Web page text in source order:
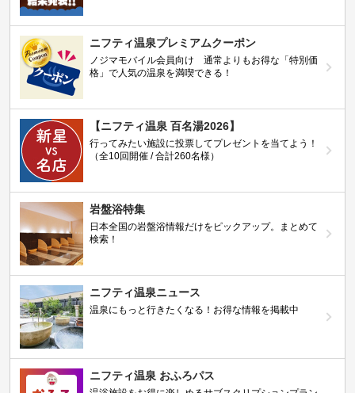
ニフティ温泉プレミアムクーポン
ノジマモバイル会員向け 通常よりもお得な「特別価
格」で人気の温泉を満喫できる！
【ニフティ温泉 百名湯2026】
行ってみたい施設に投票してプレゼントを当てよう！
（全10回開催 / 合計260名様）
岩盤浴特集
日本全国の岩盤浴情報だけをピックアップ。まとめて
検索！
ニフティ温泉ニュース
温泉にもっと行きたくなる！お得な情報を掲載中
ニフティ温泉 おふろパス